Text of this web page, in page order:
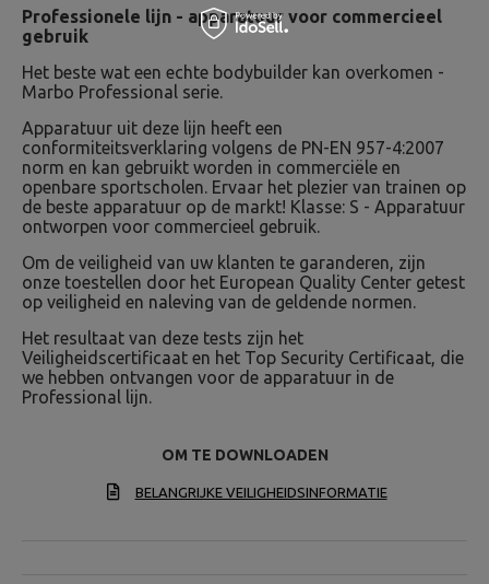
Professionele lijn - apparatuur voor commercieel
gebruik
Het beste wat een echte bodybuilder kan overkomen -
Marbo Professional serie.
Apparatuur uit deze lijn heeft een
conformiteitsverklaring volgens de PN-EN 957-4:2007
norm en kan gebruikt worden in commerciële en
openbare sportscholen. Ervaar het plezier van trainen op
de beste apparatuur op de markt! Klasse: S - Apparatuur
ontworpen voor commercieel gebruik.
Om de veiligheid van uw klanten te garanderen, zijn
onze toestellen door het European Quality Center getest
op veiligheid en naleving van de geldende normen.
Het resultaat van deze tests zijn het
Veiligheidscertificaat en het Top Security Certificaat, die
we hebben ontvangen voor de apparatuur in de
Professional lijn.
OM TE DOWNLOADEN
BELANGRIJKE VEILIGHEIDSINFORMATIE